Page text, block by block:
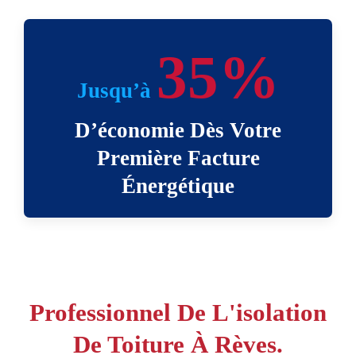
Jusqu’à 35%
D’économie Dès Votre
Première Facture
Énergétique
Professionnel De L'isolation
De Toiture À Rèves.